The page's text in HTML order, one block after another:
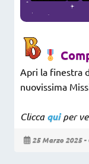
Apri la finestra
nuovissima
Cliccaquiper
25 Marzo 2025 -